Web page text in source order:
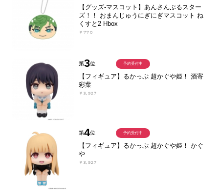
【グッズ-マスコット】あんさんぶるスター
ズ！！ おまんじゅうにぎにぎマスコット ね
くすと2 Hbox
￥770
第3位
【フィギュア】るかっぷ 超かぐや姫！ 酒寄
彩葉
￥3,927
予約受付中
第4位
【フィギュア】るかっぷ 超かぐや姫！ かぐ
や
￥3,927
予約受付中